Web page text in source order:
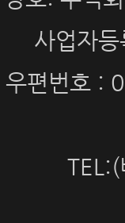
사업자
우편번호 :